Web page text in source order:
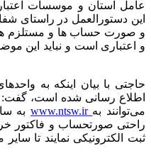
عامل استان و موسسات
این دستورالعمل در راستای
و صورت حساب ها و مستلزم
و اعتباری است و نباید این
حاجتی با بیان اینکه به
اطلاع رسانی شده است، گفت:
www.ntsw.ir می‌توانند به
راحتی صورتحساب و فاکتور
ثبت الکترونیکی نمایند تا